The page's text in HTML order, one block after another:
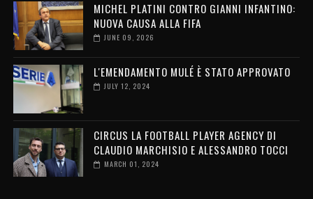
MICHEL PLATINI CONTRO GIANNI INFANTINO:
NUOVA CAUSA ALLA FIFA
JUNE 09, 2026
L'EMENDAMENTO MULÉ È STATO APPROVATO
JULY 12, 2024
CIRCUS LA FOOTBALL PLAYER AGENCY DI
CLAUDIO MARCHISIO E ALESSANDRO TOCCI
MARCH 01, 2024